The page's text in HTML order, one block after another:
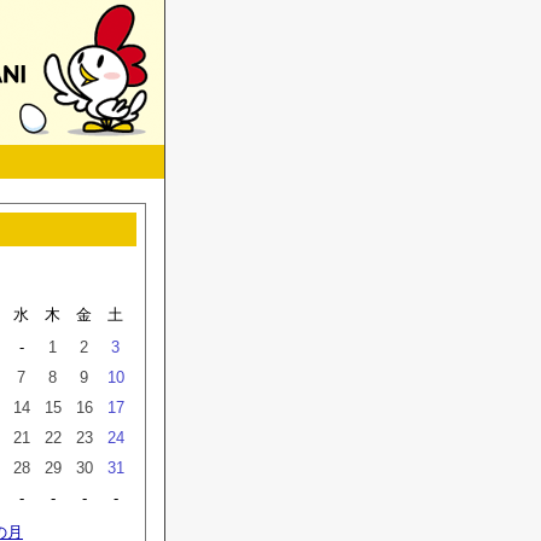
水 木 金
土
- 1 2
3
7 8 9
10
14 15 16
17
21 22 23
24
28 29 30
31
- - -
-
月